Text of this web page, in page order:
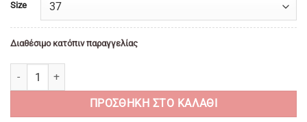
Size
Διαθέσιμο κατόπιν παραγγελίας
Black Leather Boots Medium Heels with laces-Poppins ποσότητα
ΠΡΟΣΘΉΚΗ ΣΤΟ ΚΑΛΆΘΙ